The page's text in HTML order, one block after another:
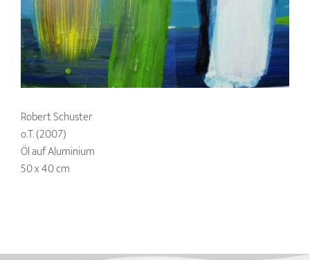
Robert Schuster
o.T. (2007)
Öl auf Aluminium
50 x 40 cm